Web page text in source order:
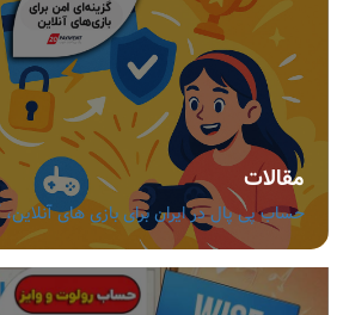
مقالات
حساب پی پال در ایران برای بازی های